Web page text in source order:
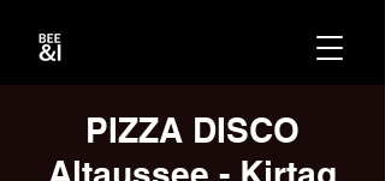
PIZZA DISCO